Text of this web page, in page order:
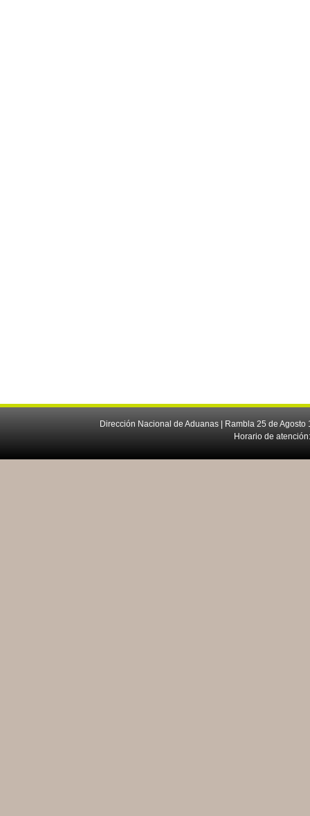
Dirección Nacional de Aduanas | Rambla 25 de
Horario de